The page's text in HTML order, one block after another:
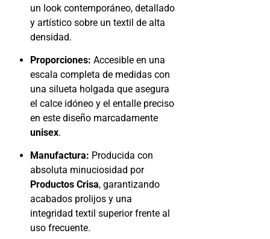
un look contemporáneo, detallado
y artístico sobre un textil de alta
densidad.
Proporciones: Accesible en una
escala completa de medidas con
una silueta holgada que asegura
el calce idóneo y el entalle preciso
en este diseño marcadamente
unisex.
Manufactura: Producida con
absoluta minuciosidad por
Productos Crisa, garantizando
acabados prolijos y una
integridad textil superior frente al
uso frecuente.